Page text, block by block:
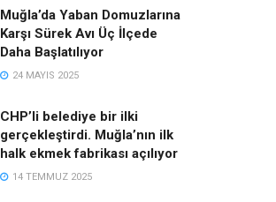
Muğla’da Yaban Domuzlarına
Karşı Sürek Avı Üç İlçede
Daha Başlatılıyor
24 MAYIS 2025
CHP’li belediye bir ilki
gerçekleştirdi. Muğla’nın ilk
halk ekmek fabrikası açılıyor
14 TEMMUZ 2025